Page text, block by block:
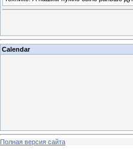
Calendar
Полная версия сайта